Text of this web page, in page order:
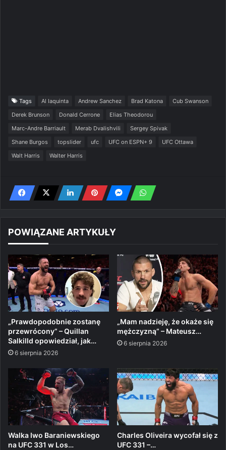
Tags Al Iaquinta Andrew Sanchez Brad Katona
Cub Swanson
Derek Brunson
Donald Cerrone
Elias Theodorou
Marc-Andre Barriault
Merab Dvalishvili
Sergey Spivak
Shane Burgos
topslider ufc UFC on ESPN+ 9
UFC Ottawa
Walt Harris
Walter Harris
POWIĄZANE ARTYKUŁY
„Prawdopodobnie zostanę
przewrócony” – Quillan
Salkilld opowiedział, jak…
6 sierpnia 2026
„Mam nadzieję, że okaże się
mężczyzną” – Mateusz…
6 sierpnia 2026
Walka Iwo Baraniewskiego
na UFC 331 w Los…
Charles Oliveira wycofał się z
UFC 331 –…